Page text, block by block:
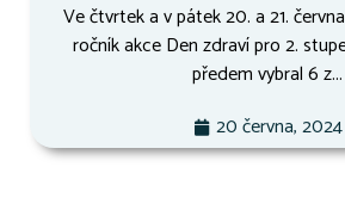
Ve čtvrtek a v pátek 20. a 21.
ročník akce Den zdraví pro 2.
předem vybral 6 z...
20 června, 2024